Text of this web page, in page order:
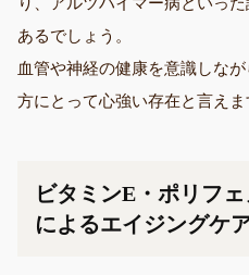
あるでしょう。
血管や神経の健康を意識しな
方にとって心強い存在と言えま
ビタミンE・ポリフ
によるエイジングケ